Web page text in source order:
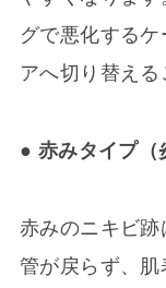
グで悪化する
アへ切り替える
● 赤みタイプ（
赤みのニキビ跡
管が戻らず、